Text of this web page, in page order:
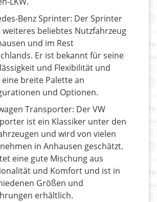
Benz Sprinter: Der Sprinter
weiteres beliebtes Nutzfahrzeug
und im Rest
Er ist bekannt für seine
und Flexibilität und
breite Palette an
und Optionen.
Transporter: Der VW
ist ein Klassiker unter den
und wird von vielen
in Anhausen geschätzt.
eine gute Mischung aus
und Komfort und ist in
Größen und
erhältlich.